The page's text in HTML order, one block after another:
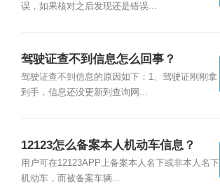
误，如果核对之后发现还是错误...
驾驶证查不到信息怎么回事？
驾驶证查不到信息的原因如下：1、驾驶证刚刚拿
到手，信息还没更新到查询网...
12123怎么备案本人机动车信息？
用户可在12123APP上备案本人名下或非本人名下
机动车，而被备案车辆...